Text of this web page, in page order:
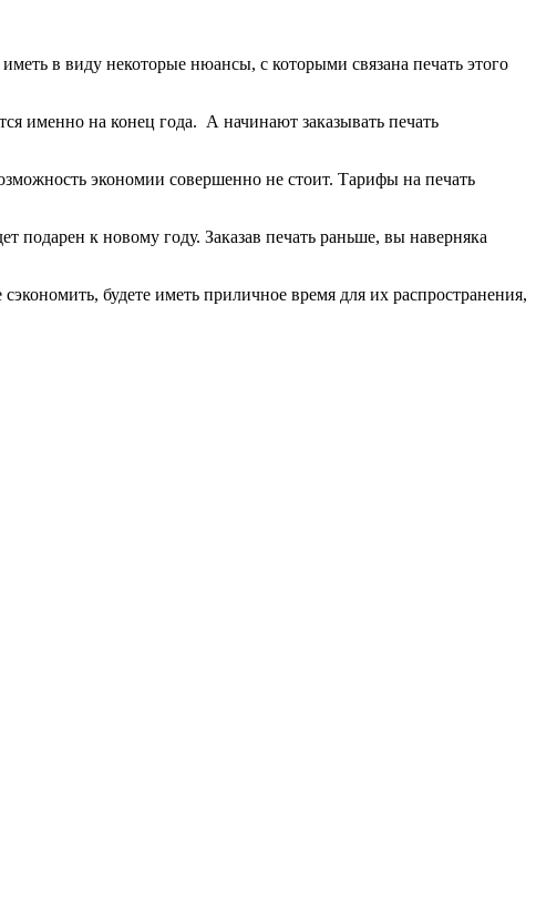
в виду некоторые нюансы, с которыми связана печать этого
именно на конец года. А начинают заказывать печать
экономии совершенно не стоит. Тарифы на печать
к новому году. Заказав печать раньше, вы наверняка
будете иметь приличное время для их распространения,